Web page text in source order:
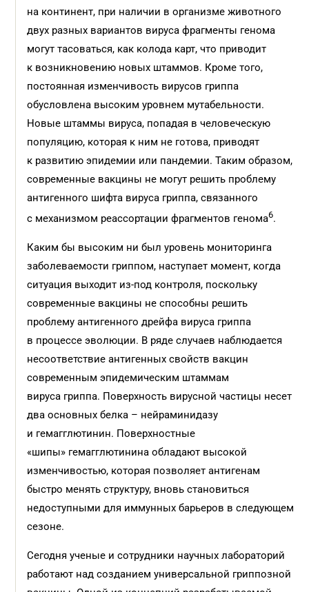
на континент, при наличии в организме животного
двух разных вариантов вируса фрагменты генома
могут тасоваться, как колода карт, что приводит
к возникновению новых штаммов. Кроме того,
постоянная изменчивость вирусов гриппа
обусловлена высоким уровнем мутабельности.
Новые штаммы вируса, попадая в человеческую
популяцию, которая к ним не готова, приводят
к развитию эпидемии или пандемии. Таким образом,
современные вакцины не могут решить проблему
антигенного шифта вируса гриппа, связанного
с механизмом реассортации фрагментов генома6.
Каким бы высоким ни был уровень мониторинга
заболеваемости гриппом, наступает момент, когда
ситуация выходит из-под контроля, поскольку
современные вакцины не способны решить
проблему антигенного дрейфа вируса гриппа
в процессе эволюции. В ряде случаев наблюдается
несоответствие антигенных свойств вакцин
современным эпидемическим штаммам
вируса гриппа. Поверхность вирусной частицы несет
два основных белка – нейраминидазу
и гемагглютинин. Поверхностные
«шипы» гемагглютинина обладают высокой
изменчивостью, которая позволяет антигенам
быстро менять структуру, вновь становиться
недоступными для иммунных барьеров в следующем
сезоне.
Сегодня ученые и сотрудники научных лабораторий
работают над созданием универсальной гриппозной